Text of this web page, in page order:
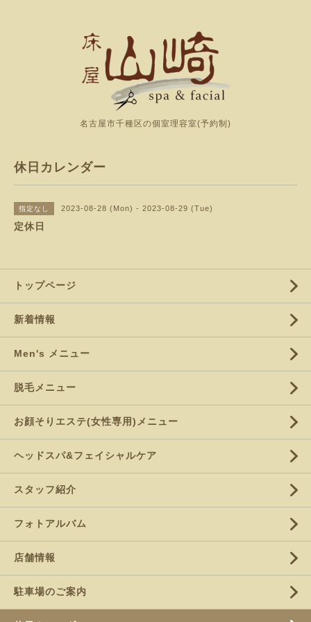
名古屋市千種区の個室理容室(予約制)
休日カレンダー
指定なし 2023-08-28 (Mon) - 2023-08-29 (Tue)
定休日
トップページ
新着情報
Men's メニュー
脱毛メニュー
お顔そりエステ(女性専用)メニュー
ヘッドスパ&フェイシャルケア
スタッフ紹介
フォトアルバム
店舗情報
駐車場のご案内